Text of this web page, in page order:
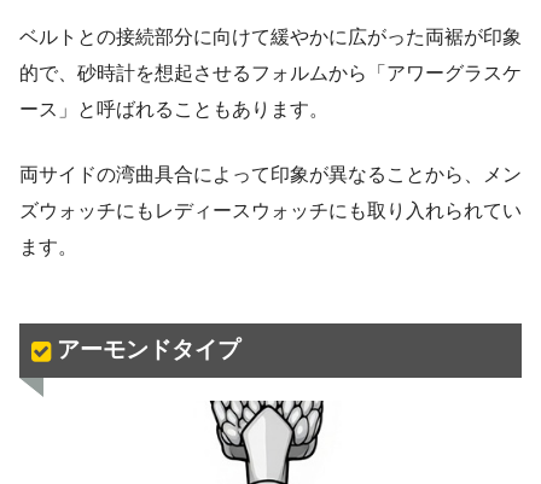
ベルトとの接続部分に向けて緩やかに広がった両裾が印象
的で、砂時計を想起させるフォルムから「アワーグラスケ
ース」と呼ばれることもあります。
両サイドの湾曲具合によって印象が異なることから、メン
ズウォッチにもレディースウォッチにも取り入れられてい
ます。
アーモンドタイプ